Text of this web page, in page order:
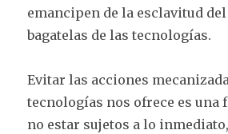
emancipen de la esclavitud
bagatelas de las tecnologías.
Evitar las acciones
tecnologías nos ofrece es una
no estar sujetos a lo